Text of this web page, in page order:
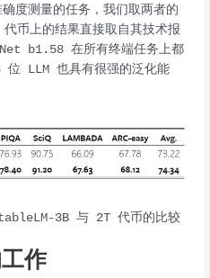
度测量的任务，我们取两者的
币上的结果直接取自其技术报
b1.58 在所有终端任务上都
LLM 也具有很强的泛化能
3B 与 2T 代币的比较
作